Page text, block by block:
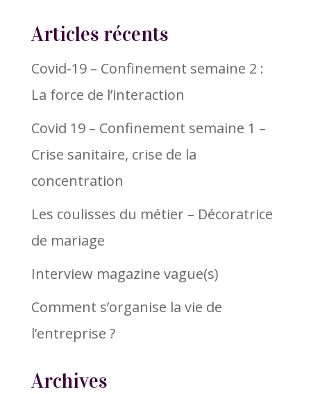
Articles récents
Covid-19 – Confinement semaine 2 :
La force de l’interaction
Covid 19 – Confinement semaine 1 –
Crise sanitaire, crise de la
concentration
Les coulisses du métier – Décoratrice
de mariage
Interview magazine vague(s)
Comment s’organise la vie de
l’entreprise ?
Archives